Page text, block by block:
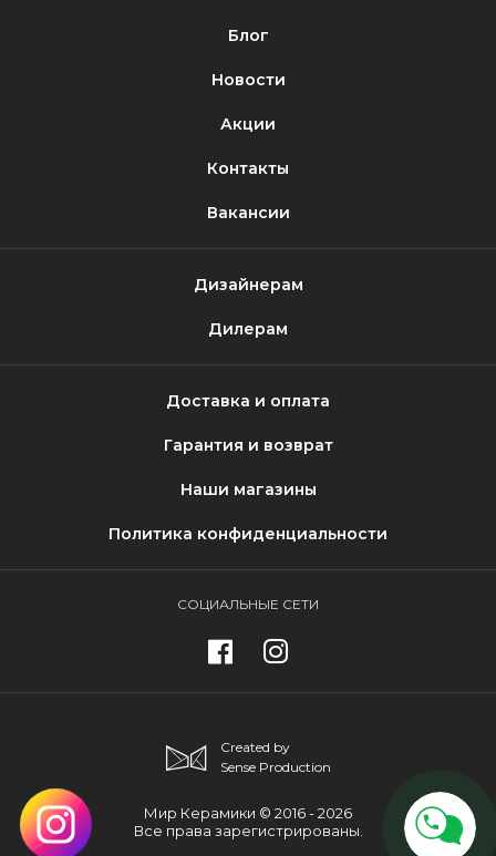
Блог
Новости
Акции
Контакты
Вакансии
Дизайнерам
Дилерам
Доставка и оплата
Гарантия и возврат
Наши магазины
Политика конфиденциальности
СОЦИАЛЬНЫЕ СЕТИ
Мир Керамики © 2016 - 2026
Все права зарегистрированы.
Created by
Sense Production